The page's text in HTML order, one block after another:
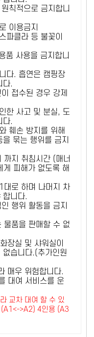
칙적으로 금지합니
이용금지
파클라 등 불꽃이
사용을 금지합니
다. 흡연은 캠핑장
다.
접수된 경우 강제
한 사고 및 분실, 도
다.
훼손 방지를 위해
묶는 행위를 금지
지 취침시간 (매너
게 피해가 없도록 해
대로 하며 나머지 차
합니다.
행위 활동을 금지
물품을 판매할 수 없
장실 및 샤워실이
습니다.(추가인원
매우 위험합니다.
대여 서비스를 운
교차 대여 할 수 있
(A1<->A2) 4인용 (A3